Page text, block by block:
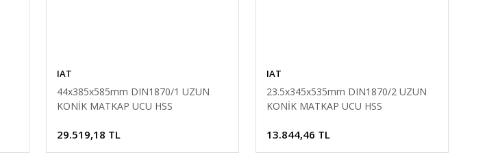
IAT
44x385x585mm DIN1870/1 UZUN
KONİK MATKAP UCU HSS
29.519,18 TL
IAT
23.5x345x535mm DIN1870/2 UZUN
KONİK MATKAP UCU HSS
13.844,46 TL